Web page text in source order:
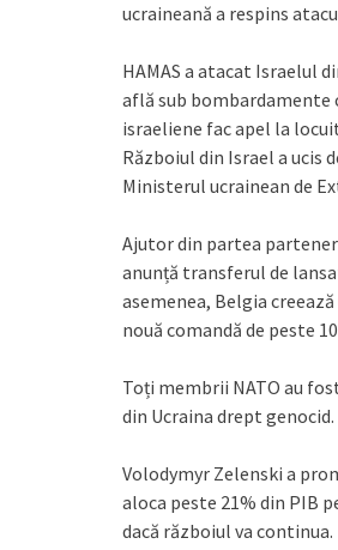
ucraineană a respins
HAMAS a atacat Israelul
află sub bombardamente
israeliene fac apel la
Războiul din Israel a ucis
Ministerul ucrainean de
Ajutor din partea
anunță transferul de
asemenea, Belgia
nouă comandă de peste
Toți membrii NATO au
din Ucraina drept genocid.
Volodymyr Zelenski a
aloca peste 21% din PIB
dacă războiul va continua.